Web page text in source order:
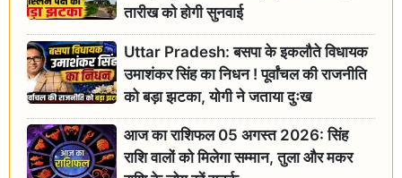
तारीख को होगी सुनवाई
Uttar Pradesh: बसपा के इकलौते विधायक
उमाशंकर सिंह का निधन ! पूर्वांचल की राजनीति
को बड़ा झटका, योगी ने जताया दुःख
आज का राशिफल 05 अगस्त 2026: सिंह
राशि वालों को मिलेगा सम्मान, तुला और मकर